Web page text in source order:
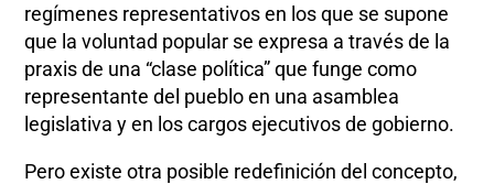
regímenes representativos en los que se supone
que la voluntad popular se expresa a través de la
praxis de una “clase política” que funge como
representante del pueblo en una asamblea
legislativa y en los cargos ejecutivos de gobierno.
Pero existe otra posible redefinición del concepto,